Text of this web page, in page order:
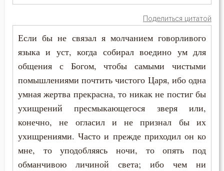
Поделиться цитатой
Если бы не связал я молчанием говорливого
языка и уст, когда собирал воедино ум для
общения с Богом, чтобы самыми чистыми
помышлениями почтить чистого Царя, ибо одна
умная жертва прекрасна, то никак не постиг бы
ухищрений пресмыкающегося зверя или,
конечно, не огласил и не признал бы их
ухищрениями. Часто и прежде приходил он ко
мне, то уподобляясь ночи, то опять под
обманчивою личиной света; ибо чем ни